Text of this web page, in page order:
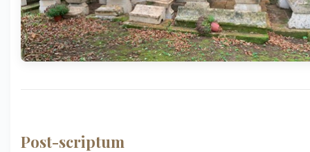
Post-scriptum